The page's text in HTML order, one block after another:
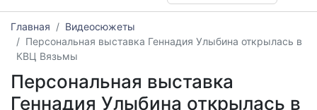
Главная
Видеосюжеты
Персональная выставка Геннадия Улыбина открылась в
КВЦ Вязьмы
Персональная выставка
Геннадия Улыбина открылась в